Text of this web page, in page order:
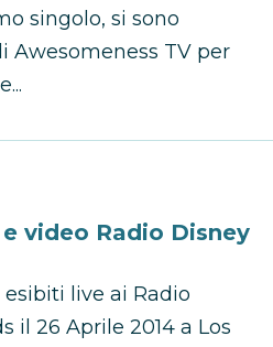
singolo, si sono
Awesomeness TV per
video Radio Disney
esibiti live ai Radio
il 26 Aprile 2014 a Los